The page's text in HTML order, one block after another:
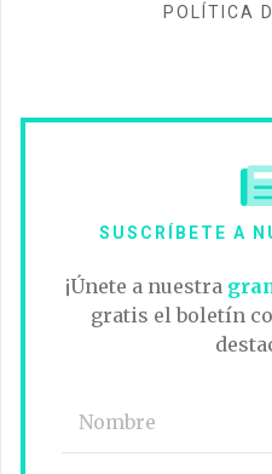
POLÍTICA
SUSCRÍBETE A
¡Únete a nuestra
gratis el boletín